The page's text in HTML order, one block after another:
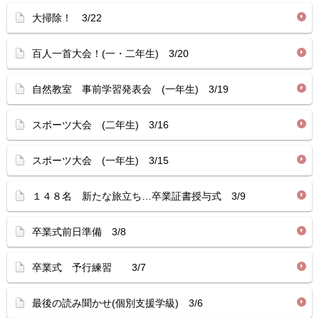
大掃除！ 3/22
百人一首大会！(一・二年生) 3/20
自然教室 事前学習発表会 (一年生) 3/19
スポーツ大会 (二年生) 3/16
スポーツ大会 (一年生) 3/15
１４８名 新たな旅立ち…卒業証書授与式 3/9
卒業式前日準備 3/8
卒業式 予行練習 3/7
最後の読み聞かせ(個別支援学級) 3/6